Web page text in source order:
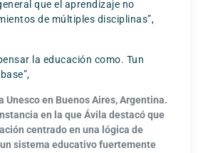
que el aprendizaje no
de múltiples disciplinas”,
la educación como. Tun
en Buenos Aires, Argentina.
en la que Ávila destacó que
centrado en una lógica de
sistema educativo fuertemente